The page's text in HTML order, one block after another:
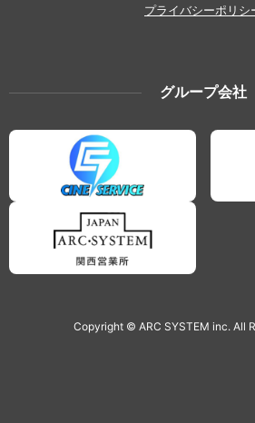
プライバシーポリシ
グループ会社
Copyright © ARC SYSTEM inc. All